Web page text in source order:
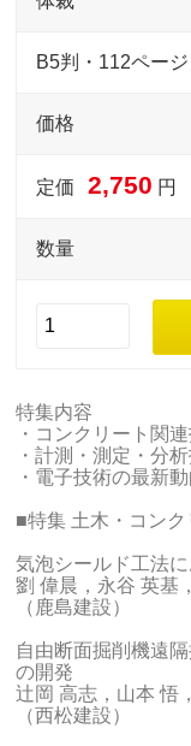
B5判・112ページ
価格
定価 2,750 円
数量
特集内容
・コンクリート関
・計測・測定・分
・電子技術の最新動
■特集 土木・コン
気泡シールド工法
劉 偉晨，永谷 英基
（鹿島建設）
自由断面掘削機遠
の開発
辻岡 高志，山本 悟
（西松建設）